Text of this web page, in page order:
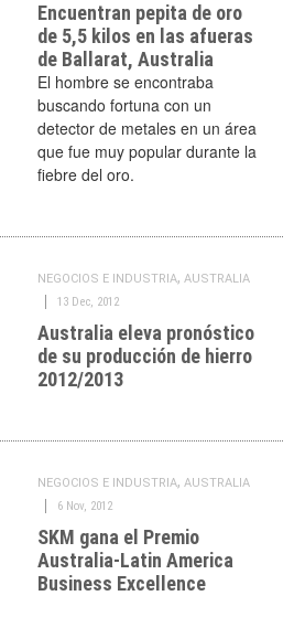
Encuentran pepita de oro
de 5,5 kilos en las afueras
de Ballarat, Australia
El hombre se encontraba
buscando fortuna con un
detector de metales en un área
que fue muy popular durante la
fiebre del oro.
NEGOCIOS E INDUSTRIA, AUSTRALIA
13 Dec, 2012
Australia eleva pronóstico
de su producción de hierro
2012/2013
NEGOCIOS E INDUSTRIA, AUSTRALIA
6 Nov, 2012
SKM gana el Premio
Australia-Latin America
Business Excellence